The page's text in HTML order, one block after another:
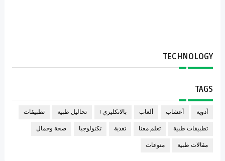
TECHNOLOGY
TAGS
أدوية أعشاب ألعاب بالانكليزي ! تحاليل طبية تطبيقات
تطبيقات طبية تعلم معنا تغذية تكنولوجيا صحة وجمال
مقالات طبية منوعات